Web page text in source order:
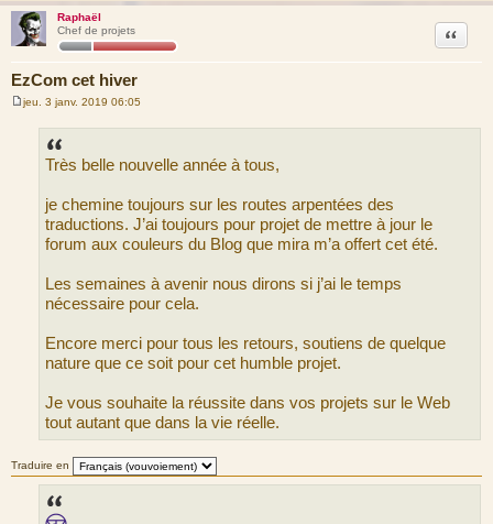
Raphaël
Chef de projets
EzCom cet hiver
Citation
M
jeu. 3 janv. 2019 06:05
Très belle nouvelle année à tous,
je chemine toujours sur les routes arpentées des
traductions. J’ai toujours pour projet de mettre à jour le
forum aux couleurs du Blog que mira m’a offert cet été.
Les semaines à avenir nous dirons si j’ai le temps
nécessaire pour cela.
Encore merci pour tous les retours, soutiens de quelque
nature que ce soit pour cet humble projet.
Je vous souhaite la réussite dans vos projets sur le Web
tout autant que dans la vie réelle.
Traduire en